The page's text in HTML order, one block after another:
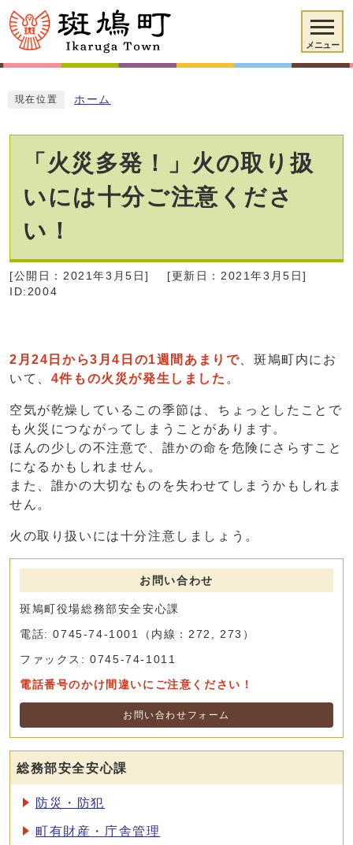
メニュー
現在位置 ホーム
「火災多発！」火の取り扱
いには十分ご注意くださ
い！
[公開日：2021年3月5日]
[更新日：2021年3月5日]
ID:2004
2月24日から3月4日の1週間あまりで 、斑鳩町内にお
いて、 4件もの火災が発生しました 。
空気が乾燥しているこの季節は、ちょっとしたことで
も火災につながってしまうことがあります。
ほんの少しの不注意で、誰かの命を危険にさらすこと
になるかもしれません。
また、誰かの大切なものを失わせてしまうかもしれま
せん。
火の取り扱いには十分注意しましょう。
お問い合わせ
斑鳩町役場総務部安全安心課
電話: 0745-74-1001（内線：272, 273）
ファックス: 0745-74-1011
電話番号のかけ間違いにご注意ください！
お問い合わせフォーム
総務部安全安心課
防災・防犯
町有財産・庁舎管理